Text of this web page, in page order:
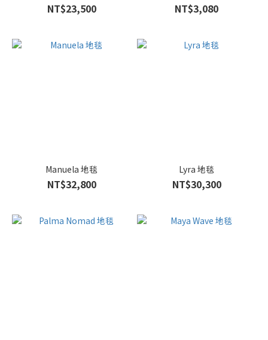
NT$23,500 NT$3,080
Manuela 地毯
NT$32,800
Lyra 地毯
NT$30,300